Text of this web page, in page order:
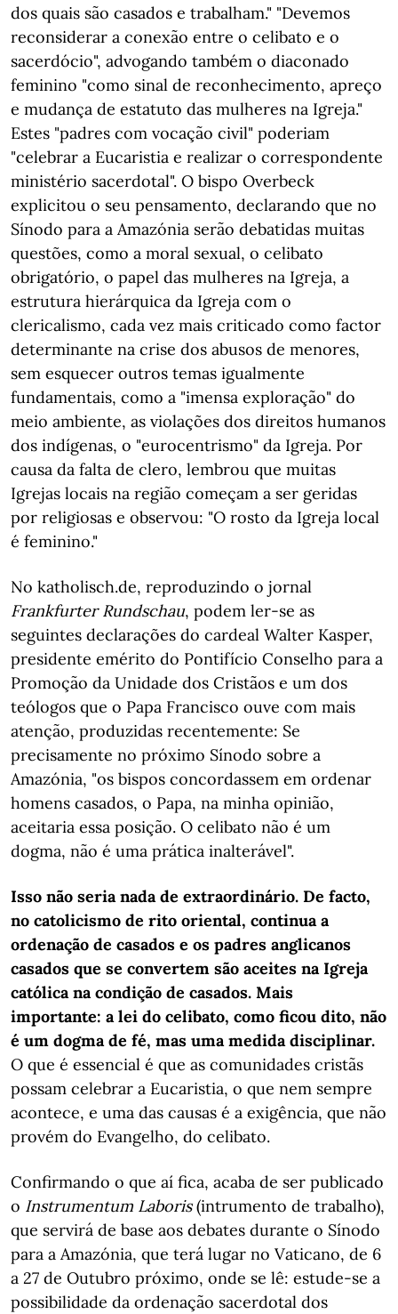
dos quais são casados e trabalham." "Devemos
reconsiderar a conexão entre o celibato e o
sacerdócio", advogando também o diaconado
feminino "como sinal de reconhecimento, apreço
e mudança de estatuto das mulheres na Igreja."
Estes "padres com vocação civil" poderiam
"celebrar a Eucaristia e realizar o correspondente
ministério sacerdotal". O bispo Overbeck
explicitou o seu pensamento, declarando que no
Sínodo para a Amazónia serão debatidas muitas
questões, como a moral sexual, o celibato
obrigatório, o papel das mulheres na Igreja, a
estrutura hierárquica da Igreja com o
clericalismo, cada vez mais criticado como factor
determinante na crise dos abusos de menores,
sem esquecer outros temas igualmente
fundamentais, como a "imensa exploração" do
meio ambiente, as violações dos direitos humanos
dos indígenas, o "eurocentrismo" da Igreja. Por
causa da falta de clero, lembrou que muitas
Igrejas locais na região começam a ser geridas
por religiosas e observou: "O rosto da Igreja local
é feminino."
No katholisch.de, reproduzindo o jornal
Frankfurter Rundschau, podem ler-se as
seguintes declarações do cardeal Walter Kasper,
presidente emérito do Pontifício Conselho para a
Promoção da Unidade dos Cristãos e um dos
teólogos que o Papa Francisco ouve com mais
atenção, produzidas recentemente: Se
precisamente no próximo Sínodo sobre a
Amazónia, "os bispos concordassem em ordenar
homens casados, o Papa, na minha opinião,
aceitaria essa posição. O celibato não é um
dogma, não é uma prática inalterável".
Isso não seria nada de extraordinário. De facto,
no catolicismo de rito oriental, continua a
ordenação de casados e os padres anglicanos
casados que se convertem são aceites na Igreja
católica na condição de casados. Mais
importante: a lei do celibato, como ficou dito, não
é um dogma de fé, mas uma medida disciplinar.
O que é essencial é que as comunidades cristãs
possam celebrar a Eucaristia, o que nem sempre
acontece, e uma das causas é a exigência, que não
provém do Evangelho, do celibato.
Confirmando o que aí fica, acaba de ser publicado
o Instrumentum Laboris(intrumento de trabalho),
que servirá de base aos debates durante o Sínodo
para a Amazónia, que terá lugar no Vaticano, de 6
a 27 de Outubro próximo, onde se lê: estude-se a
possibilidade da ordenação sacerdotal dos